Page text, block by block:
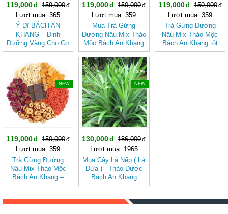
119,000
159,000
Lượt mua: 365
Ý Dĩ BÁCH AN
KHANG – Dinh
Dưỡng Vàng Cho Cơ
Thể Khỏe Mạnh
119,000
150,000
Lượt mua: 359
Mua Trà Gừng
Đường Nâu Mix Thảo
Mộc Bách An Khang
– Thơm Ấm Tự
Nhiên, Dễ Uống
119,000
150,000
Lượt mua: 359
Trà Gừng Đường
Nâu Mix Thảo Mộc
Bách An Khang tốt
cho sức khỏe, dễ
-20%
NEW
119,000
150,000
Lượt mua: 359
Trà Gừng Đường
Nâu Mix Thảo Mộc
Bách An Khang –
Thơm Ấm Tự Nhiên,
-30%
NEW
130,000
186,000
Lượt mua: 1965
Mua Cây Lá Nếp ( Lá
Dứa ) - Thảo Dược
Bách An Khang
BAK830